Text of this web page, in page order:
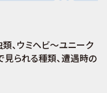
、ウミヘビ～ユニーク
られる種類、遭遇時の